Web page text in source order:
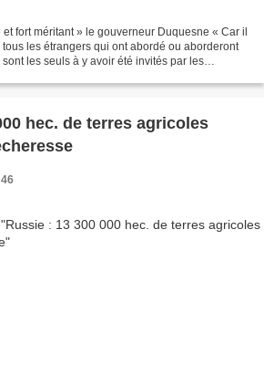
fort méritant » le gouverneur Duquesne « Car il
les étrangers qui ont abordé ou aborderont
les seuls à y avoir été invités par les
hec. de terres agricoles